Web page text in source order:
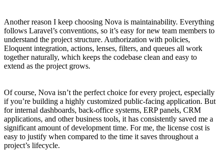
Another reason I keep choosing Nova is maintainability. Everything
follows Laravel’s conventions, so it’s easy for new team members to
understand the project structure. Authorization with policies,
Eloquent integration, actions, lenses, filters, and queues all work
together naturally, which keeps the codebase clean and easy to
extend as the project grows.
Of course, Nova isn’t the perfect choice for every project, especially
if you’re building a highly customized public-facing application. But
for internal dashboards, back-office systems, ERP panels, CRM
applications, and other business tools, it has consistently saved me a
significant amount of development time. For me, the license cost is
easy to justify when compared to the time it saves throughout a
project’s lifecycle.